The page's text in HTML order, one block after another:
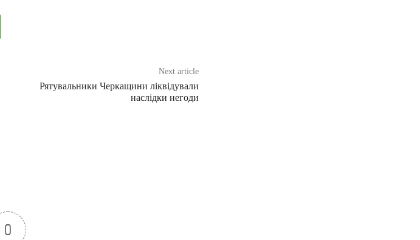
Next article
Рятувальники Черкащини ліквідували
наслідки негоди
0